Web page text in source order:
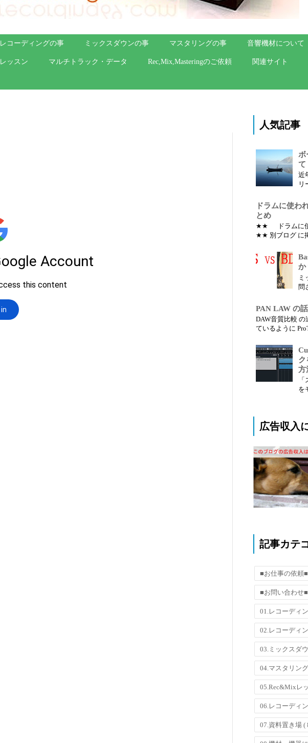
レコーディングの事 ミックスダウンの事 マスタリングの事 音響機材について
レッスン マルチトラック・データ Rec,Mix,Masteringのご依頼 関連サイト
人気記事
ボ
て
近
リ
目が
ピ
ドラムに使わ
とめ
★★ ドラムに使
★★ 別ブログ に掲載した記事のまとめです。 ど
う疑問を持ってい
別の別のマイク
方など書いてい
か
ミ
問
が良
ありま
ッ
せるの
PAN LAW の話
DAW音質比較 の追記です。
ているように ProToolsHD7とCubase、NUENDO
はタネがあります。 ■ PAN LAWについて
ソフトや音響機
の事なの...
ク
方
を
りま
機
広告収入
記事カテ
■お仕事の依頼■
■お問い合わせ■
01.レコーディ
02.レコーディ
03.ミックスダ
04.マスタリン
05.Rec&Mixレ
06.レコーディ
07.資料置き場 (